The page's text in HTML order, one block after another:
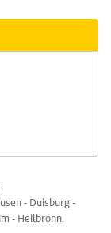
- Duisburg -
- Heilbronn.